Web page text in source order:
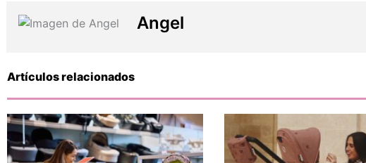
Angel
Artículos relacionados